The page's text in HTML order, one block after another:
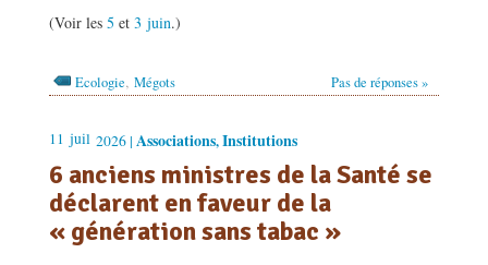
(Voir les 5 et 3 juin.)
Pas de réponses »
Ecologie, Mégots
11 juil 2026 | Associations,Institutions
6 anciens ministres de la Santé se
déclarent en faveur de la
« génération sans tabac »